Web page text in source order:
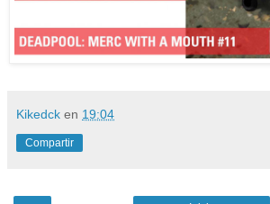
Kikedck en 19:04
Compartir